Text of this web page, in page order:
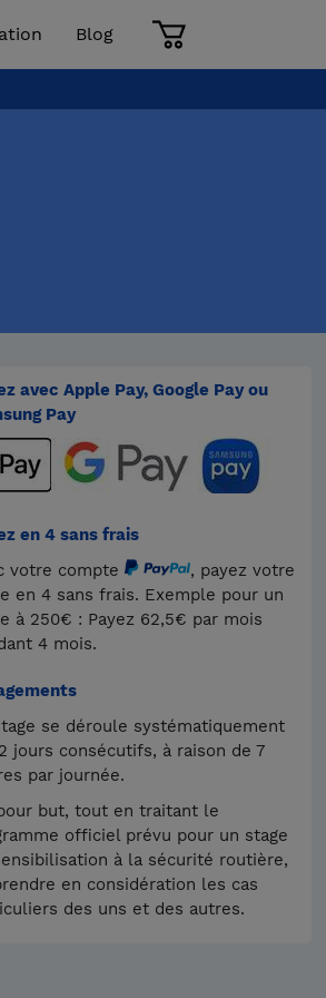
Blog
avec Apple Pay, Google Pay ou
Pay
en 4 sans frais
votre compte
, payez votre
en 4 sans frais. Exemple pour un
à 250€ : Payez 62,5€ par mois
4 mois.
se déroule systématiquement
jours consécutifs, à raison de 7
par journée.
but, tout en traitant le
officiel prévu pour un stage
à la sécurité routière,
en considération les cas
des uns et des autres.